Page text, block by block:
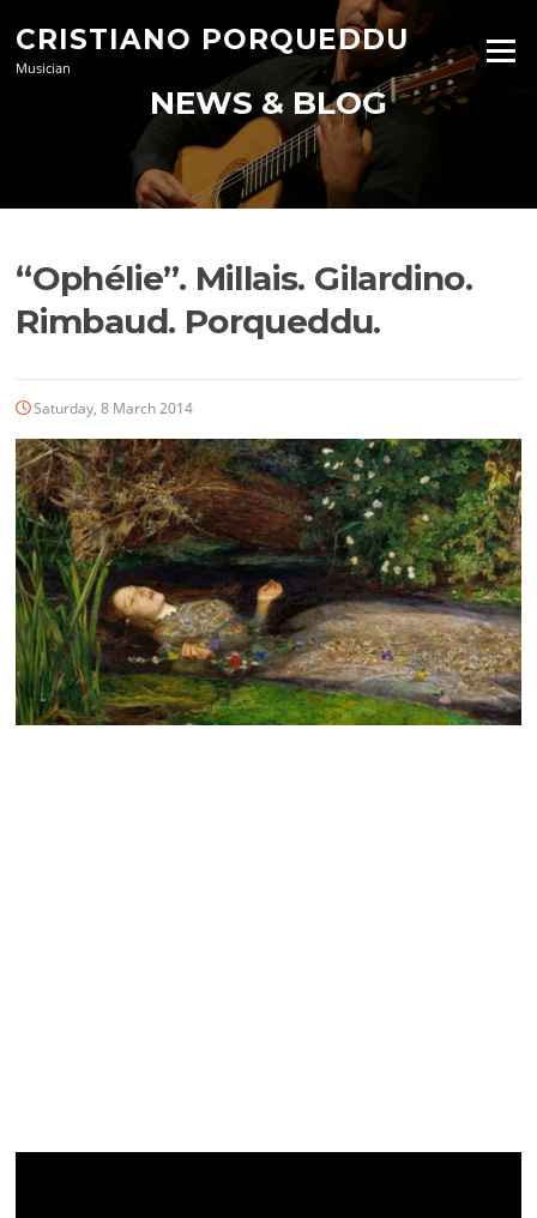
content
CRISTIANO PORQUEDDU
Musician
Menu
NEWS & BLOG
“Ophélie”. Millais. Gilardino.
Rimbaud. Porqueddu.
Saturday, 8 March 2014